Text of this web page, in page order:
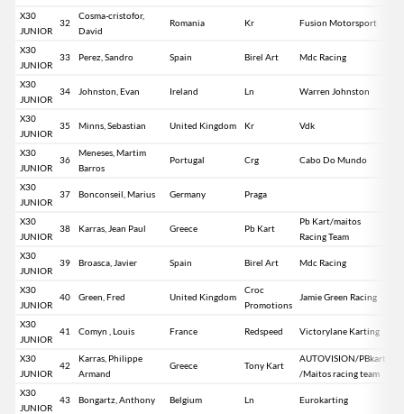
X30
JUNIOR
32
Cosma-cristofor,
David
Romania Kr Fusion Motorsport
X30
JUNIOR
33 Perez, Sandro Spain Birel Art Mdc Racing
X30
JUNIOR
34 Johnston, Evan Ireland Ln Warren Johnston
X30
JUNIOR
35 Minns, Sebastian United Kingdom Kr Vdk
X30
JUNIOR
36
Meneses, Martim
Barros
Portugal Crg Cabo Do Mundo
X30
JUNIOR
37 Bonconseil, Marius Germany Praga
X30
JUNIOR
38 Karras, Jean Paul Greece Pb Kart
Pb Kart/maitos
Racing Team
X30
JUNIOR
39 Broasca, Javier Spain Birel Art Mdc Racing
X30
JUNIOR
40 Green, Fred United Kingdom
Croc
Promotions
Jamie Green Racing
X30
JUNIOR
41 Comyn , Louis France Redspeed Victorylane Karting
X30
JUNIOR
42
Karras, Philippe
Armand
Greece Tony Kart
AUTOVISION/PBkart
/Maitos racing team
X30
JUNIOR
43 Bongartz, Anthony Belgium Ln Eurokarting